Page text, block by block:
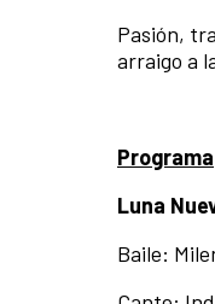
Pasión,
arraigo a
Programa
Luna
Baile: